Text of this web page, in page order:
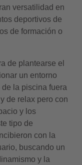
versatilidad en
deportivos de
de formación o
de plantearse el
un entorno
la piscina fuera
de relax pero con
y los
tipo de
con la
buscando un
y la